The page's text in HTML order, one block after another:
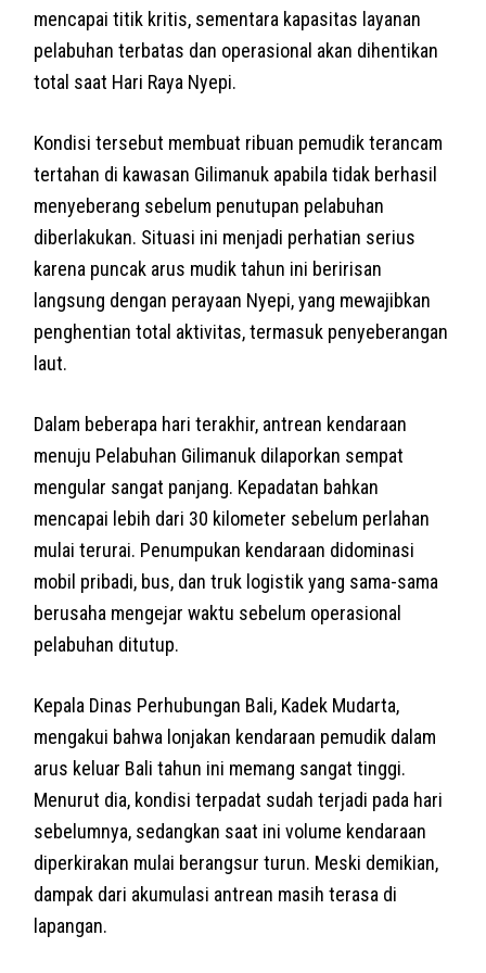
mencapai titik kritis, sementara kapasitas layanan
pelabuhan terbatas dan operasional akan dihentikan
total saat Hari Raya Nyepi.
Kondisi tersebut membuat ribuan pemudik terancam
tertahan di kawasan Gilimanuk apabila tidak berhasil
menyeberang sebelum penutupan pelabuhan
diberlakukan. Situasi ini menjadi perhatian serius
karena puncak arus mudik tahun ini beririsan
langsung dengan perayaan Nyepi, yang mewajibkan
penghentian total aktivitas, termasuk penyeberangan
laut.
Dalam beberapa hari terakhir, antrean kendaraan
menuju Pelabuhan Gilimanuk dilaporkan sempat
mengular sangat panjang. Kepadatan bahkan
mencapai lebih dari 30 kilometer sebelum perlahan
mulai terurai. Penumpukan kendaraan didominasi
mobil pribadi, bus, dan truk logistik yang sama-sama
berusaha mengejar waktu sebelum operasional
pelabuhan ditutup.
Kepala Dinas Perhubungan Bali, Kadek Mudarta,
mengakui bahwa lonjakan kendaraan pemudik dalam
arus keluar Bali tahun ini memang sangat tinggi.
Menurut dia, kondisi terpadat sudah terjadi pada hari
sebelumnya, sedangkan saat ini volume kendaraan
diperkirakan mulai berangsur turun. Meski demikian,
dampak dari akumulasi antrean masih terasa di
lapangan.